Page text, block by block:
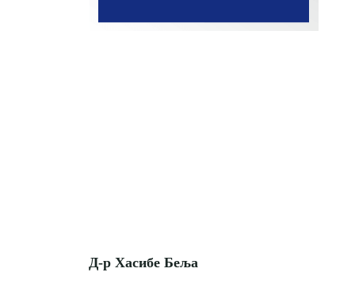
Д-р Хасибе Беља